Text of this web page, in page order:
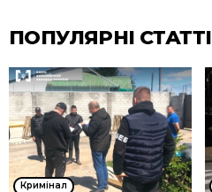
ПОПУЛЯРНІ СТАТТІ
Кримінал